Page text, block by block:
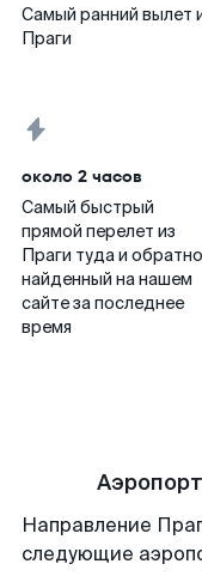
Самый ранний вылет
Праги
около 2 часов
Самый быстрый
прямой перелет из
Праги туда и
найденный на нашем
сайте за последнее
время
Направление
следующие